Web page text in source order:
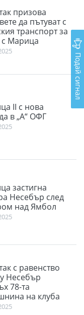
призова
да пътуват с
транспорт за
Марица
II с нова
в „А“ ОФГ
застигна
Несебър след
над Ямбол
с равенство
Несебър
78-та
на клуба
Подай сигнал